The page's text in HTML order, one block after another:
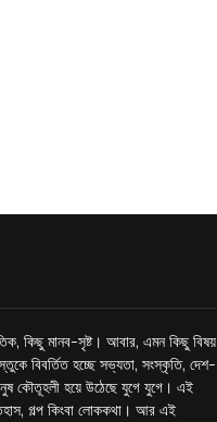
কিছু মানব-সৃষ্ট। আবার, এমন কিছু বিষয়
বিবর্তিত হচ্ছে সভ্যতা, সংস্কৃতি, দেশ-
কৌতূহলী হয়ে উঠেছে যুগে যুগে। এই
গল্প কিংবা লোককথা। আর এই